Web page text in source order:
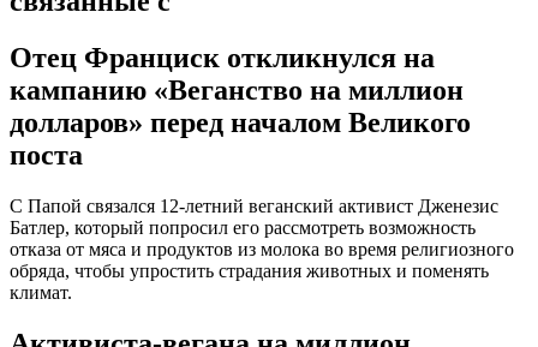
Отец Франциск откликнулся на
кампанию «Веганство на миллион
долларов» перед началом Великого
поста
С Папой связался 12-летний веганский активист Дженезис
Батлер, который попросил его рассмотреть возможность
отказа от мяса и продуктов из молока во время религиозного
обряда, чтобы упростить страдания животных и поменять
климат.